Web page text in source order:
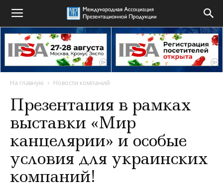
На главную Новости компаний
Презентация в рамках
выставки «Мир
канцелярии» и особые
условия для украинских
компаний!